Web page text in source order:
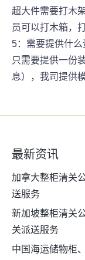
超大件需要打木
员可以打木箱，
5：需要提供什么
只需要提供一份
息），我司提供
最新资讯
加拿大整柜清关
送服务
新加坡整柜清关
关派送服务
中国海运储物柜